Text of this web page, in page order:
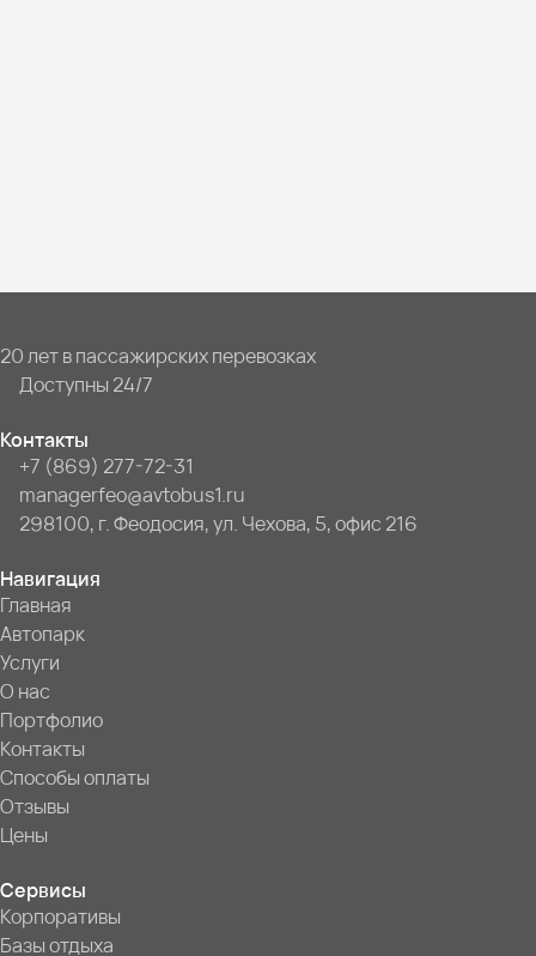
20 лет в пассажирских перевозках
Доступны 24/7
Контакты
+7 (869) 277-72-31
managerfeo@avtobus1.ru
298100, г. Феодосия, ул. Чехова, 5, офис 216
Навигация
Главная
Автопарк
Услуги
О нас
Портфолио
Контакты
Способы оплаты
Отзывы
Цены
Сервисы
Корпоративы
Базы отдыха